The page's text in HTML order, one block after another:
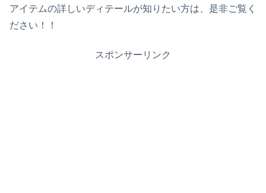
アイテムの詳しいディテールが知りたい方は、是非ご覧く
ださい！！
スポンサーリンク